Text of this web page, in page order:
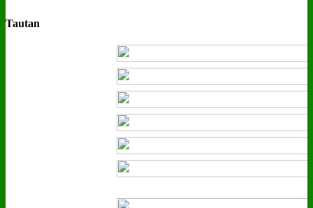
Tautan